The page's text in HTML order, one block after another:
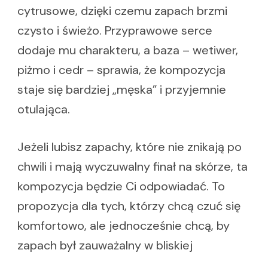
cytrusowe, dzięki czemu zapach brzmi
czysto i świeżo. Przyprawowe serce
dodaje mu charakteru, a baza – wetiwer,
piżmo i cedr – sprawia, że kompozycja
staje się bardziej „męska” i przyjemnie
otulająca.
Jeżeli lubisz zapachy, które nie znikają po
chwili i mają wyczuwalny finał na skórze, ta
kompozycja będzie Ci odpowiadać. To
propozycja dla tych, którzy chcą czuć się
komfortowo, ale jednocześnie chcą, by
zapach był zauważalny w bliskiej